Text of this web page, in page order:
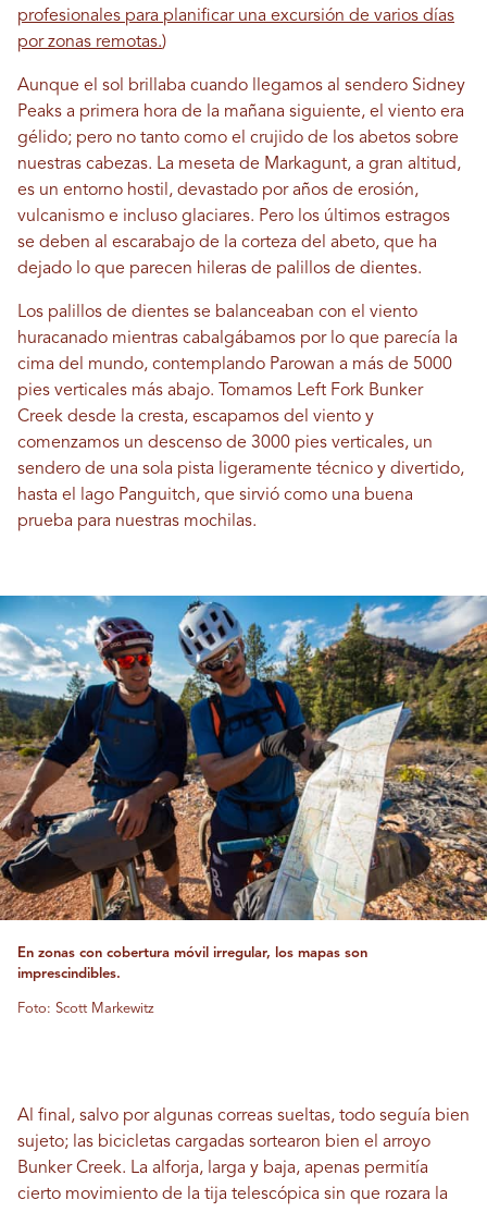
profesionales para planificar una excursión de varios días
por zonas remotas.)
Aunque el sol brillaba cuando llegamos al sendero Sidney
Peaks a primera hora de la mañana siguiente, el viento era
gélido; pero no tanto como el crujido de los abetos sobre
nuestras cabezas. La meseta de Markagunt, a gran altitud,
es un entorno hostil, devastado por años de erosión,
vulcanismo e incluso glaciares. Pero los últimos estragos
se deben al escarabajo de la corteza del abeto, que ha
dejado lo que parecen hileras de palillos de dientes.
Los palillos de dientes se balanceaban con el viento
huracanado mientras cabalgábamos por lo que parecía la
cima del mundo, contemplando Parowan a más de 5000
pies verticales más abajo. Tomamos Left Fork Bunker
Creek desde la cresta, escapamos del viento y
comenzamos un descenso de 3000 pies verticales, un
sendero de una sola pista ligeramente técnico y divertido,
hasta el lago Panguitch, que sirvió como una buena
prueba para nuestras mochilas.
En zonas con cobertura móvil irregular, los mapas son
imprescindibles.
Foto: Scott Markewitz
Al final, salvo por algunas correas sueltas, todo seguía bien
sujeto; las bicicletas cargadas sortearon bien el arroyo
Bunker Creek. La alforja, larga y baja, apenas permitía
cierto movimiento de la tija telescópica sin que rozara la